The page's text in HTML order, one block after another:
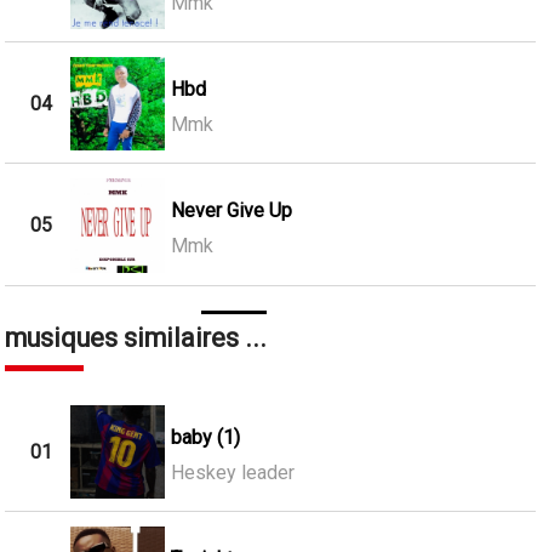
04
Hbd
Mmk
05
Never Give Up
Mmk
musiques similaires ...
01
baby (1)
Heskey leader